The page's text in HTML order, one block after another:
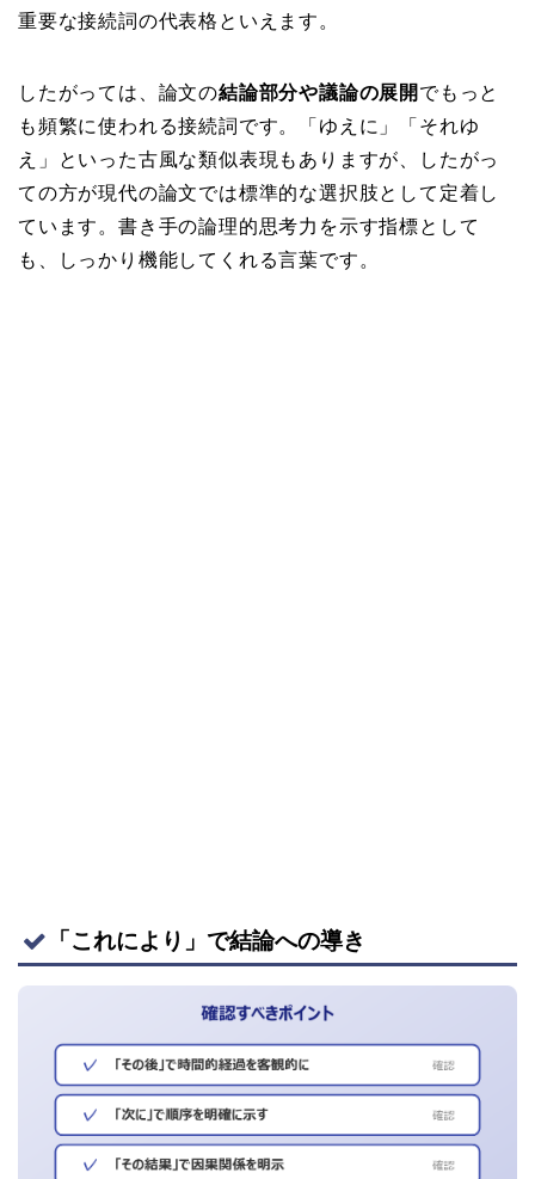
重要な接続詞の代表格といえます。
したがっては、論文の結論部分や議論の展開 でもっと
も頻繁に使われる接続詞です。「ゆえに」「それゆ
え」といった古風な類似表現もありますが、したがっ
ての方が現代の論文では標準的な選択肢として定着し
ています。書き手の論理的思考力を示す指標として
も、しっかり機能してくれる言葉です。
「これにより」で結論への導き